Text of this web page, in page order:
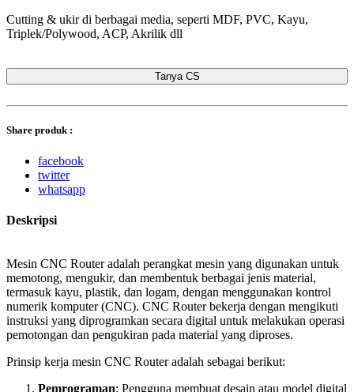
Cutting & ukir di berbagai media, seperti MDF, PVC, Kayu,
Triplek/Polywood, ACP, Akrilik dll
Tanya CS
Share produk :
facebook
twitter
whatsapp
Deskripsi
Mesin CNC Router adalah perangkat mesin yang digunakan untuk
memotong, mengukir, dan membentuk berbagai jenis material,
termasuk kayu, plastik, dan logam, dengan menggunakan kontrol
numerik komputer (CNC). CNC Router bekerja dengan mengikuti
instruksi yang diprogramkan secara digital untuk melakukan operasi
pemotongan dan pengukiran pada material yang diproses.
Prinsip kerja mesin CNC Router adalah sebagai berikut:
Pemrograman: Pengguna membuat desain atau model digital